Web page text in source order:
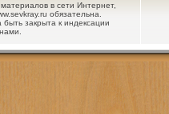
в сети Интернет,
обязательна.
закрыта к индексации